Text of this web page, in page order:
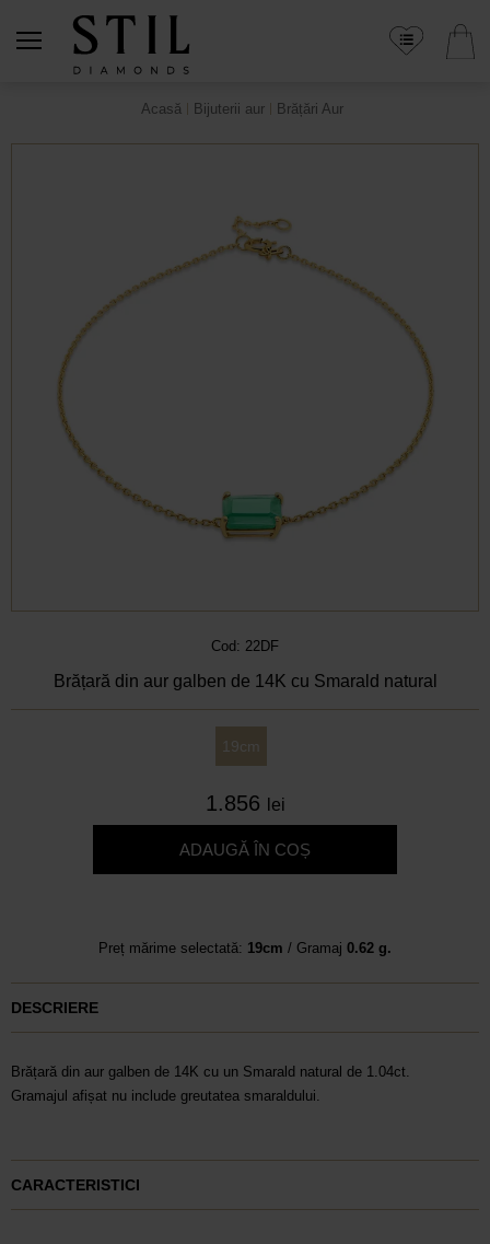
Acasă Bijuterii aur Brățări Aur
Cod: 22DF
Brățară din aur galben de 14K cu Smarald natural
19cm
1.856 lei
ADAUGĂ ÎN COȘ
Preț mărime selectată: 19cm / Gramaj 0.62 g.
DESCRIERE
Brățară din aur galben de 14K cu un Smarald natural de 1.04ct.
Gramajul afișat nu include greutatea smaraldului.
CARACTERISTICI